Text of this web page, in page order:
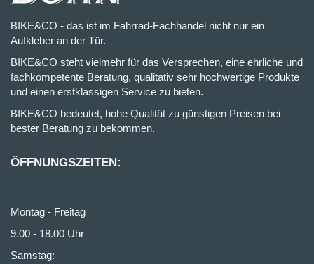
BIKE&CO - das ist im Fahrrad-Fachhandel nicht nur ein
Aufkleber an der Tür.
BIKE&CO steht vielmehr für das Versprechen, eine ehrliche und
fachkompetente Beratung, qualitativ sehr hochwertige Produkte
und einen erstklassigen Service zu bieten.
BIKE&CO bedeutet, hohe Qualität zu günstigen Preisen bei
bester Beratung zu bekommen.
ÖFFNUNGSZEITEN:
Montag - Freitag
9.00 - 18.00 Uhr
Samstag: